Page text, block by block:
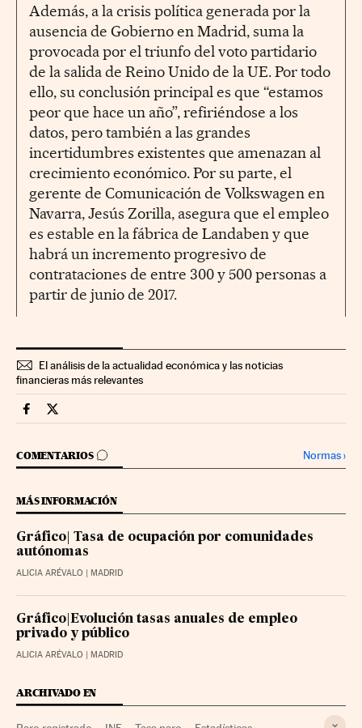
Además, a la crisis política generada por la
ausencia de Gobierno en Madrid, suma la
provocada por el triunfo del voto partidario
de la salida de Reino Unido de la UE. Por todo
ello, su conclusión principal es que “estamos
peor que hace un año”, refiriéndose a los
datos, pero también a las grandes
incertidumbres existentes que amenazan al
crecimiento económico. Por su parte, el
gerente de Comunicación de Volkswagen en
Navarra, Jesús Zorilla, asegura que el empleo
es estable en la fábrica de Landaben y que
habrá un incremento progresivo de
contrataciones de entre 300 y 500 personas a
partir de junio de 2017.
El análisis de la actualidad económica y las noticias
financieras más relevantes
Economia Cinco Días en Facebook
Economia Cinco Días en Twitter
COMENTARIOS
IR A LOS COMENTARIOS Normas›
MÁS INFORMACIÓN
Gráfico| Tasa de ocupación por comunidades
autónomas
ALICIA ARÉVALO | MADRID
Gráfico|Evolución tasas anuales de empleo
privado y público
ALICIA ARÉVALO | MADRID
ARCHIVADO EN